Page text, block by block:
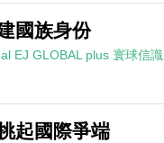
國族身份
EJ GLOBAL plus 寰球信識
起國際爭端